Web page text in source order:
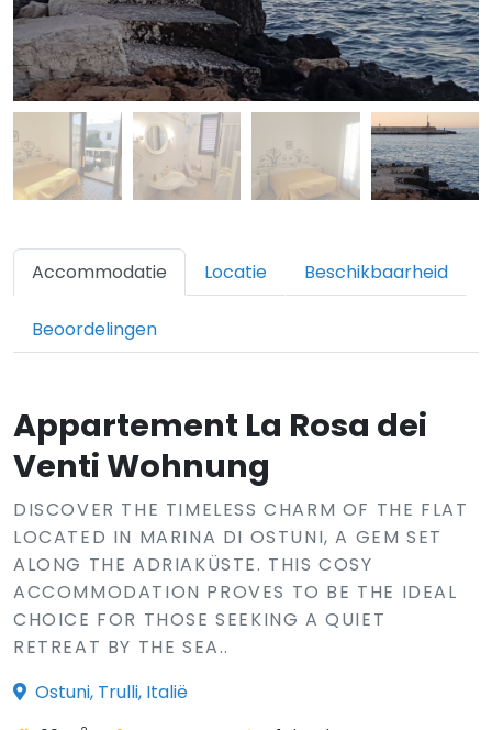
Accommodatie Locatie Beschikbaarheid
Beoordelingen
Appartement La Rosa dei
Venti Wohnung
DISCOVER THE TIMELESS CHARM OF THE FLAT
LOCATED IN MARINA DI OSTUNI, A GEM SET
ALONG THE ADRIAKÜSTE. THIS COSY
ACCOMMODATION PROVES TO BE THE IDEAL
CHOICE FOR THOSE SEEKING A QUIET
RETREAT BY THE SEA..
Ostuni, Trulli, Italië